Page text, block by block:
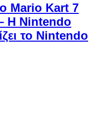
Mario Kart 7
Η Nintendo
το Nintendo